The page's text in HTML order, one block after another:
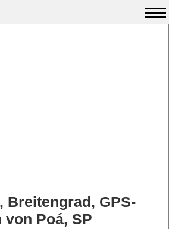
Breitengrad, GPS-
Poá, SP